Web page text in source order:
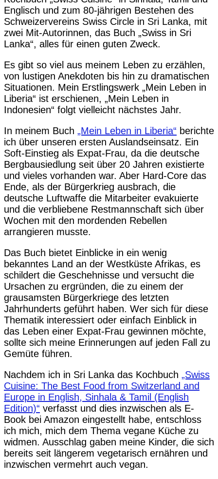
Englisch und zum 80-jährigen Bestehen des
Schweizervereins Swiss Circle in Sri Lanka, mit
zwei Mit-Autorinnen, das Buch „Swiss in Sri
Lanka“, alles für einen guten Zweck.
Es gibt so viel aus meinem Leben zu erzählen,
von lustigen Anekdoten bis hin zu dramatischen
Situationen. Mein Erstlingswerk „Mein Leben in
Liberia“ ist erschienen, „Mein Leben in
Indonesien“ folgt vielleicht nächstes Jahr.
In meinem Buch „Mein Leben in Liberia“ berichte
ich über unseren ersten Auslandseinsatz. Ein
Soft-Einstieg als Expat-Frau, da die deutsche
Bergbausiedlung seit über 20 Jahren existierte
und vieles vorhanden war. Aber Hard-Core das
Ende, als der Bürgerkrieg ausbrach, die
deutsche Luftwaffe die Mitarbeiter evakuierte
und die verbliebene Restmannschaft sich über
Wochen mit den mordenden Rebellen
arrangieren musste.
Das Buch bietet Einblicke in ein wenig
bekanntes Land an der Westküste Afrikas, es
schildert die Geschehnisse und versucht die
Ursachen zu ergründen, die zu einem der
grausamsten Bürgerkriege des letzten
Jahrhunderts geführt haben. Wer sich für diese
Thematik interessiert oder einfach Einblick in
das Leben einer Expat-Frau gewinnen möchte,
sollte sich meine Erinnerungen auf jeden Fall zu
Gemüte führen.
Nachdem ich in Sri Lanka das Kochbuch „Swiss
Cuisine: The Best Food from Switzerland and
Europe in English, Sinhala & Tamil (English
Edition)“ verfasst und dies inzwischen als E-
Book bei Amazon eingestellt habe, entschloss
ich mich, mich dem Thema vegane Küche zu
widmen. Ausschlag gaben meine Kinder, die sich
bereits seit längerem vegetarisch ernähren und
inzwischen vermehrt auch vegan.